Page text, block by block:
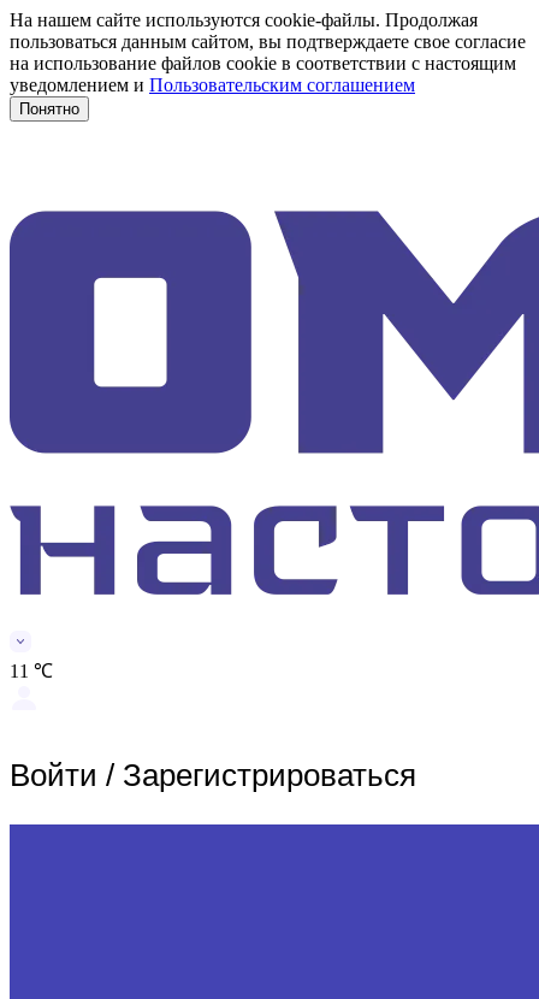
На нашем сайте используются cookie-файлы. Продолжая
пользоваться данным сайтом, вы подтверждаете свое согласие
на использование файлов cookie в соответствии с настоящим
уведомлением и Пользовательским соглашением
Понятно
11 ℃
Войти / Зарегистрироваться